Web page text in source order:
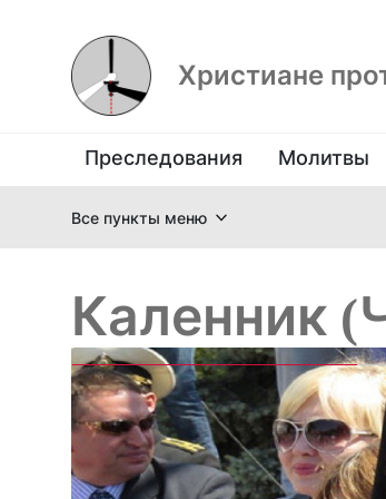
Христиане
Преследования Молитвы
Все пункты меню
Каленник